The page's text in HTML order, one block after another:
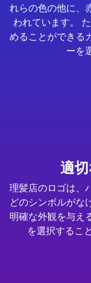
れらの色の他に、
われています。
めることができる
ーを
適
理髪店のロゴは、
どのシンボルがな
明確な外観を与え
を選択するこ